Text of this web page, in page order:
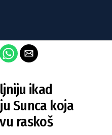
ikad
Sunca koja
raskoš